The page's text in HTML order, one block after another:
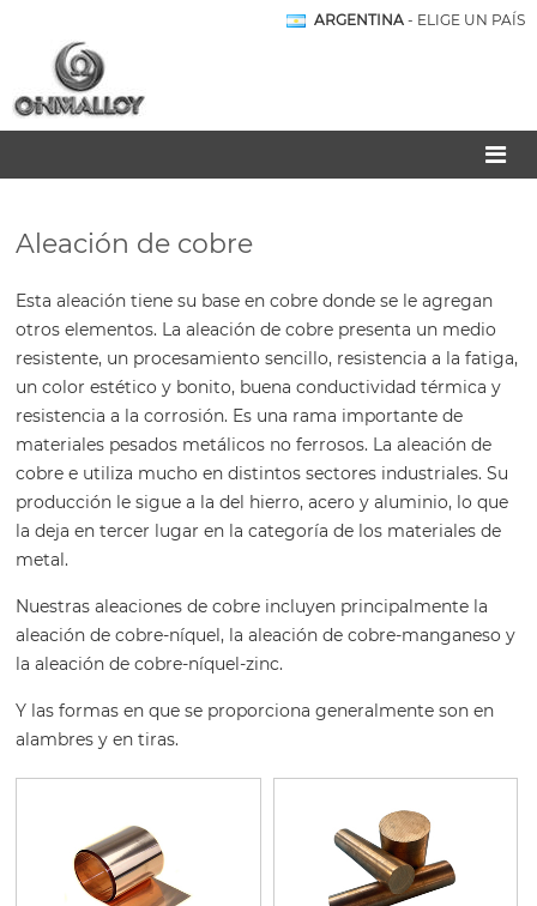
ARGENTINA - ELIGE UN PAÍS
Aleación de cobre
Esta aleación tiene su base en cobre donde se le agregan
otros elementos. La aleación de cobre presenta un medio
resistente, un procesamiento sencillo, resistencia a la fatiga,
un color estético y bonito, buena conductividad térmica y
resistencia a la corrosión. Es una rama importante de
materiales pesados metálicos no ferrosos. La aleación de
cobre e utiliza mucho en distintos sectores industriales. Su
producción le sigue a la del hierro, acero y aluminio, lo que
la deja en tercer lugar en la categoría de los materiales de
metal.
Nuestras aleaciones de cobre incluyen principalmente la
aleación de cobre-níquel, la aleación de cobre-manganeso y
la aleación de cobre-níquel-zinc.
Y las formas en que se proporciona generalmente son en
alambres y en tiras.